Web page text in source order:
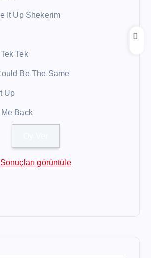
It Up Shekerim
Tek
Be The Same
Up
Back
Sonuçları görüntüle